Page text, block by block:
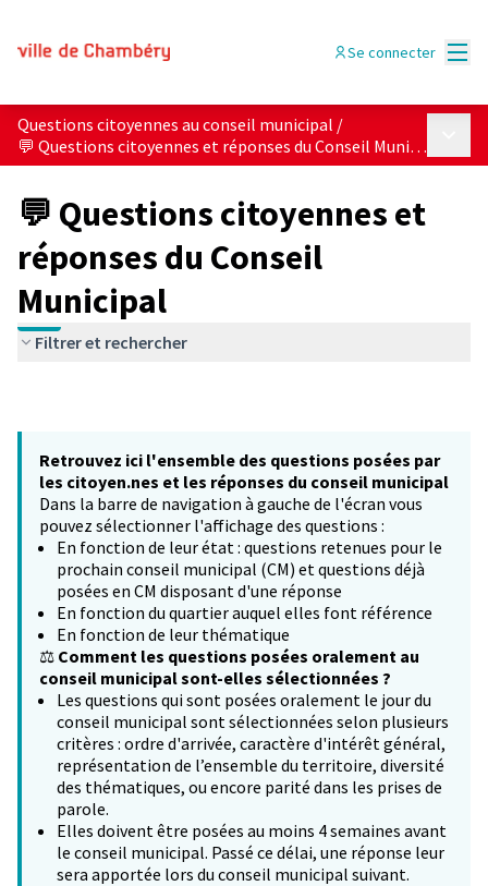
Se connecter
Questions citoyennes au conseil municipal /
💬 Questions citoyennes et réponses du Conseil Municipal
💬 Questions citoyennes et
réponses du Conseil
Municipal
Filtrer et rechercher
Retrouvez ici l'ensemble des questions posées par
les citoyen.nes et les réponses du conseil municipal
Dans la barre de navigation à gauche de l'écran vous
pouvez sélectionner l'affichage des questions :
En fonction de leur état : questions retenues pour le
prochain conseil municipal (CM) et questions déjà
posées en CM disposant d'une réponse
En fonction du quartier auquel elles font référence
En fonction de leur thématique
⚖️ Comment les questions posées oralement au
conseil municipal sont-elles sélectionnées ?
Les questions qui sont posées oralement le jour du
conseil municipal sont sélectionnées selon plusieurs
critères : ordre d'arrivée, caractère d'intérêt général,
représentation de l’ensemble du territoire, diversité
des thématiques, ou encore parité dans les prises de
parole.
Elles doivent être posées au moins 4 semaines avant
le conseil municipal. Passé ce délai, une réponse leur
sera apportée lors du conseil municipal suivant.